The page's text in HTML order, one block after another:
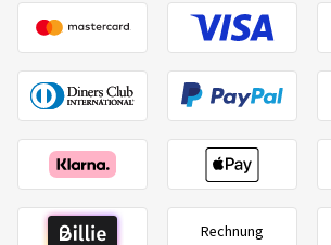
Rechnung